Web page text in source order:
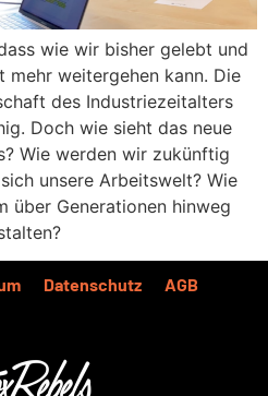
wie wir bisher gelebt und
mehr weitergehen kann. Die
des Industriezeitalters
Doch wie sieht das neue
Wie werden wir zukünftig
unsere Arbeitswelt? Wie
über Generationen hinweg
Datenschutz AGB